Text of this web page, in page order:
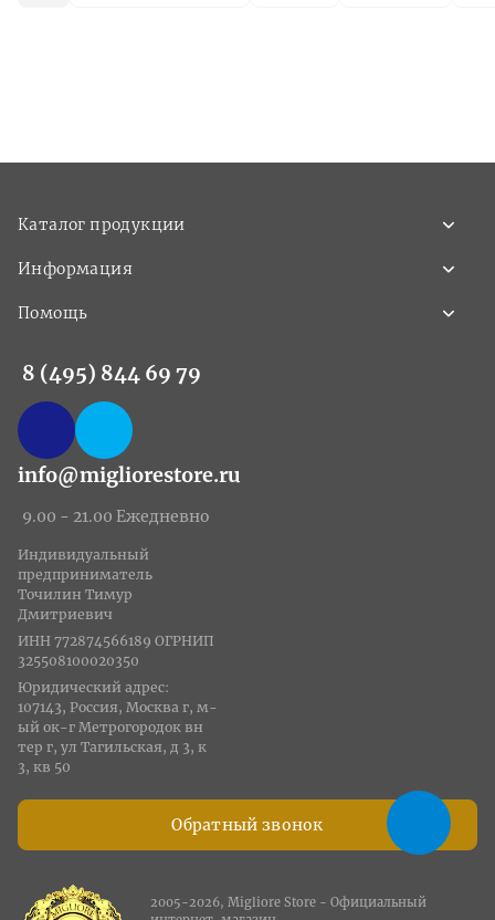
Каталог продукции
Информация
Помощь
8 (495) 844 69 79
info@migliorestore.ru
9.00 - 21.00 Ежедневно
Обратный звонок
Индивидуальный
предприниматель
Точилин Тимур
Дмитриевич
ИНН 772874566189 ОГРНИП
325508100020350
Юридический адрес:
107143, Россия, Москва г, м-
ый ок-г Метрогородок вн
тер г, ул Тагильская, д 3, к
3, кв 50
2005-2026, Migliore Store - Официальный